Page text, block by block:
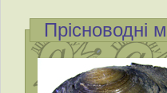
Прісноводні